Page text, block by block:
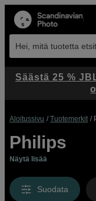
Hei, mitä tuotetta
Aloitussivu Tuotemerkit
Philips
Näytä lisää
Suodata
Säästä 25 %